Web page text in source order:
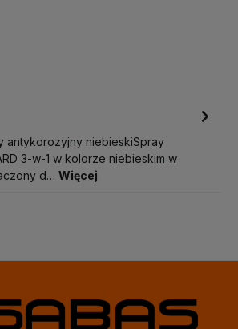
antykorozyjny niebieskiSpray
3-w-1 w kolorze niebieskim w
d… Więcej